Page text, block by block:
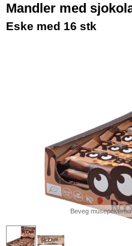
Mandler med
Eske med 16 stk
Beveg